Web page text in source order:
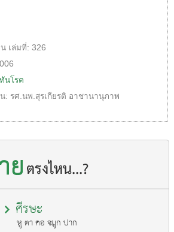
เล่มที่: 326
นโรค
: รศ.นพ.สุรเกียรติ อาชานานุภาพ
ศีรษะ
หู ตา คอ จมูก ปาก